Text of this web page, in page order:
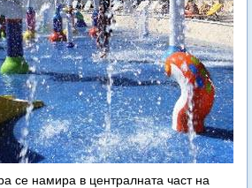
се намира в централната част на